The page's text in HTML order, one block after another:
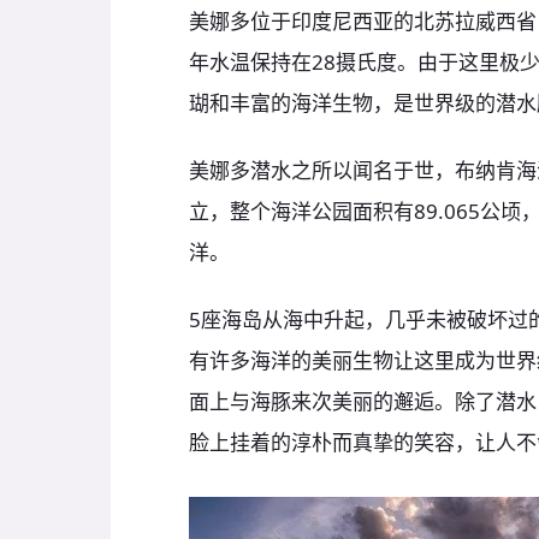
美娜多位于印度尼西亚的北苏拉威西
年水温保持在28摄氏度。由于这里极
瑚和丰富的海洋生物，是世界级的潜
美娜多潜水之所以闻名于世，布纳肯
立，整个海洋公园面积有89.065公顷
洋。
5座海岛从海中升起，几乎未被破坏
有许多海洋的美丽生物让这里成为世
面上与海豚来次美丽的邂逅。除了潜
脸上挂着的淳朴而真挚的笑容，让人